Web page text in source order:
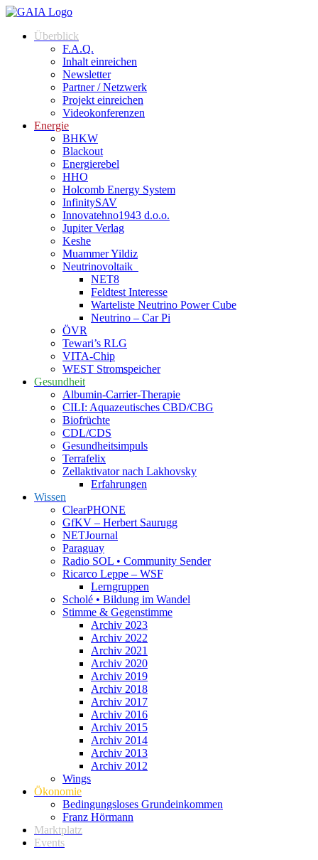
Überblick
F.A.Q.
Inhalt einreichen
Newsletter
Partner / Netzwerk
Projekt einreichen
Videokonferenzen
Energie
BHKW
Blackout
Energierebel
HHO
Holcomb Energy System
InfinitySAV
Innovatehno1943 d.o.o.
Jupiter Verlag
Keshe
Muammer Yildiz
Neutrinovoltaik
NET8
Feldtest Interesse
Warteliste Neutrino Power Cube
Neutrino – Car Pi
ÖVR
Tewari’s RLG
VITA-Chip
WEST Stromspeicher
Gesundheit
Albumin-Carrier-Therapie
CILI: Aquazeutisches CBD/CBG
Biofrüchte
CDL/CDS
Gesundheitsimpuls
Terrafelix
Zellaktivator nach Lakhovsky
Erfahrungen
Wissen
ClearPHONE
GfKV – Herbert Saurugg
NETJournal
Paraguay
Radio SOL • Community Sender
Ricarco Leppe – WSF
Lerngruppen
Scholé • Bildung im Wandel
Stimme & Gegenstimme
Archiv 2023
Archiv 2022
Archiv 2021
Archiv 2020
Archiv 2019
Archiv 2018
Archiv 2017
Archiv 2016
Archiv 2015
Archiv 2014
Archiv 2013
Archiv 2012
Wings
Ökonomie
Bedingungsloses Grundeinkommen
Franz Hörmann
Marktplatz
Events